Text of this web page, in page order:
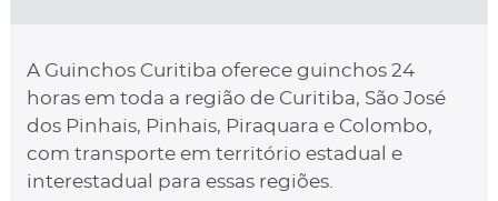
A Guinchos Curitiba oferece guinchos 24
horas em toda a região de Curitiba, São José
dos Pinhais, Pinhais, Piraquara e Colombo,
com transporte em território estadual e
interestadual para essas regiões.